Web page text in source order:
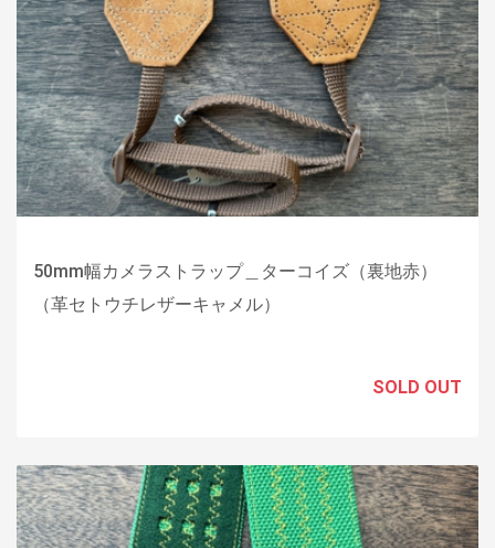
50mm幅カメラストラップ＿ターコイズ（裏地赤）
（革セトウチレザーキャメル）
SOLD OUT